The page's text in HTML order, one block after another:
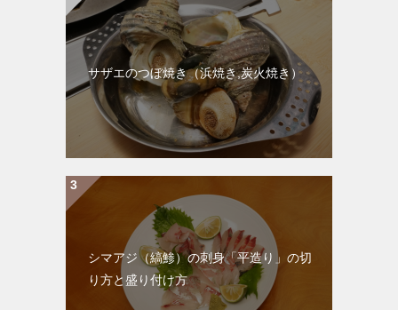
サザエのつぼ焼き（浜焼き,炭火焼き）
シマアジ（縞鯵）の刺身「平造り」の切
り方と盛り付け方